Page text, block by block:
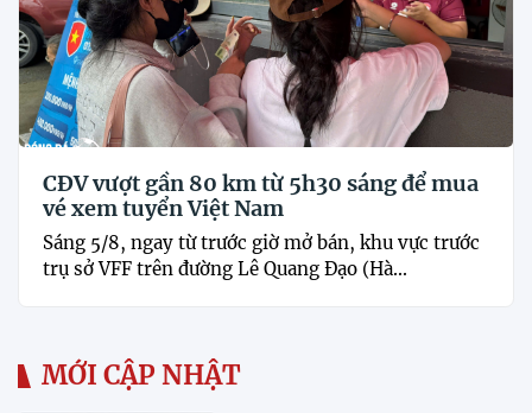
CĐV vượt gần 80 km từ 5h30 sáng để mua
vé xem tuyển Việt Nam
Sáng 5/8, ngay từ trước giờ mở bán, khu vực trước
trụ sở VFF trên đường Lê Quang Đạo (Hà...
MỚI CẬP NHẬT